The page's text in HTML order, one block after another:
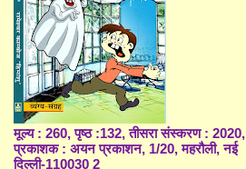
मूल्य : 260, पृष्ठ :132, तीसरा संस्करण : 2020,
प्रकाशक : अयन प्रकाशन, 1/20, महरौली, नई
दिल्ली-110030 2